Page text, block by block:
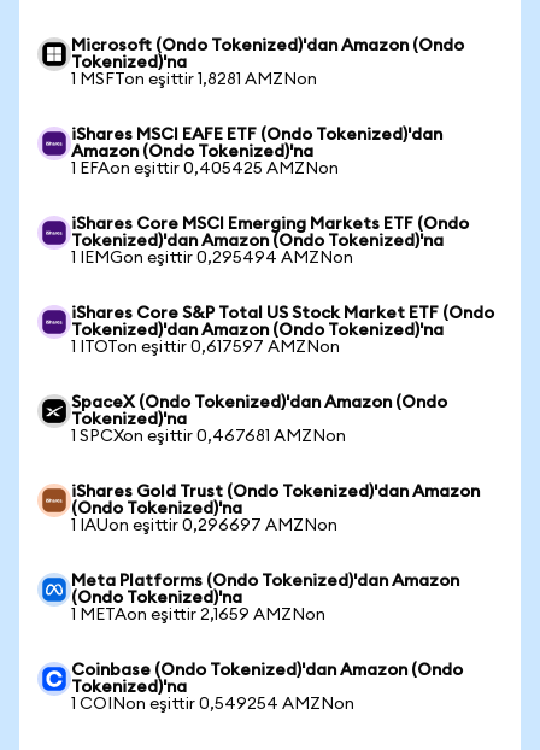
Microsoft (Ondo Tokenized)'dan Amazon (Ondo
Tokenized)'na
1 MSFTon eşittir 1,8281 AMZNon
iShares MSCI EAFE ETF (Ondo Tokenized)'dan
Amazon (Ondo Tokenized)'na
1 EFAon eşittir 0,405425 AMZNon
iShares Core MSCI Emerging Markets ETF (Ondo
Tokenized)'dan Amazon (Ondo Tokenized)'na
1 IEMGon eşittir 0,295494 AMZNon
iShares Core S&P Total US Stock Market ETF (Ondo
Tokenized)'dan Amazon (Ondo Tokenized)'na
1 ITOTon eşittir 0,617597 AMZNon
SpaceX (Ondo Tokenized)'dan Amazon (Ondo
Tokenized)'na
1 SPCXon eşittir 0,467681 AMZNon
iShares Gold Trust (Ondo Tokenized)'dan Amazon
(Ondo Tokenized)'na
1 IAUon eşittir 0,296697 AMZNon
Meta Platforms (Ondo Tokenized)'dan Amazon
(Ondo Tokenized)'na
1 METAon eşittir 2,1659 AMZNon
Coinbase (Ondo Tokenized)'dan Amazon (Ondo
Tokenized)'na
1 COINon eşittir 0,549254 AMZNon